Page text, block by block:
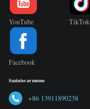
YouTube TikTok
Facebook
Sazinies ar mums
+86 13911890238